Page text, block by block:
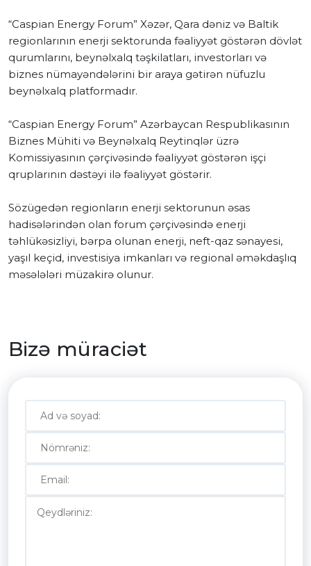
“Caspian Energy Forum” Xəzər, Qara dəniz və Baltik
regionlarının enerji sektorunda fəaliyyət göstərən dövlət
qurumlarını, beynəlxalq təşkilatları, investorları və
biznes nümayəndələrini bir araya gətirən nüfuzlu
beynəlxalq platformadır.
“Caspian Energy Forum” Azərbaycan Respublikasının
Biznes Mühiti və Beynəlxalq Reytinqlər üzrə
Komissiyasının çərçivəsində fəaliyyət göstərən işçi
qruplarının dəstəyi ilə fəaliyyət göstərir.
Sözügedən regionların enerji sektorunun əsas
hadisələrindən olan forum çərçivəsində enerji
təhlükəsizliyi, bərpa olunan enerji, neft-qaz sənayesi,
yaşıl keçid, investisiya imkanları və regional əməkdaşlıq
məsələləri müzakirə olunur.
Bizə müraciət